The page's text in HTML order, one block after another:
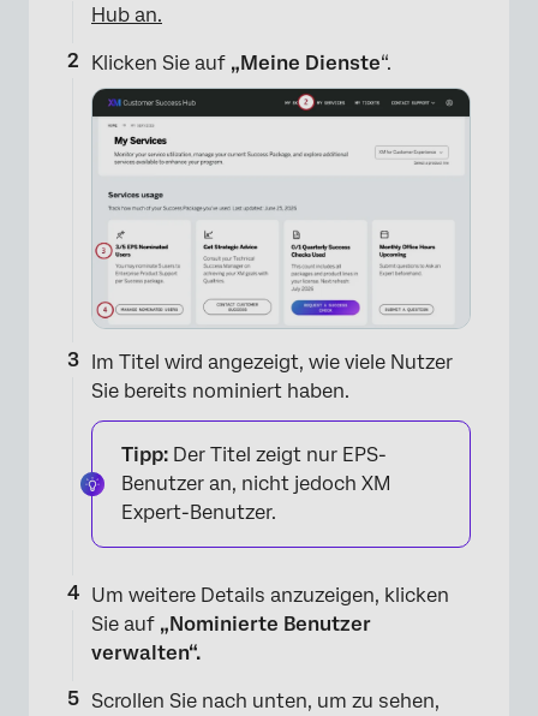
Hub an.
Klicken Sie auf „Meine Dienste“.
Im Titel wird angezeigt, wie viele Nutzer
Sie bereits nominiert haben.
Tipp: Der Titel zeigt nur EPS-
Benutzer an, nicht jedoch XM
Expert-Benutzer.
Um weitere Details anzuzeigen, klicken
Sie auf „Nominierte Benutzer
verwalten“.
Scrollen Sie nach unten, um zu sehen,